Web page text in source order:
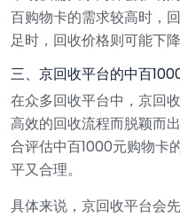
百购物卡的需求较高时，
足时，回收价格则可能下降
三、京回收平台的中百
在众多回收平台中，京回
高效的回收流程而脱颖而
合评估中百1000元购物卡
平又合理。
具体来说，京回收平台会